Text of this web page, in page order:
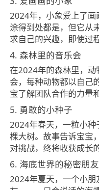
2024年，小象爱上了
涂得到处都是，但它从
求自己的兴趣，即使过
4. 森林里的音乐会
在2024年的森林里，
会，每种动物都以自己
宝了解团队合作的力量
5. 勇敢的小种子
2024年春天，一粒小
棵大树。故事告诉宝宝
对挑战，终将收获成长
6. 海底世界的秘密朋友
2024年夏天，一个小